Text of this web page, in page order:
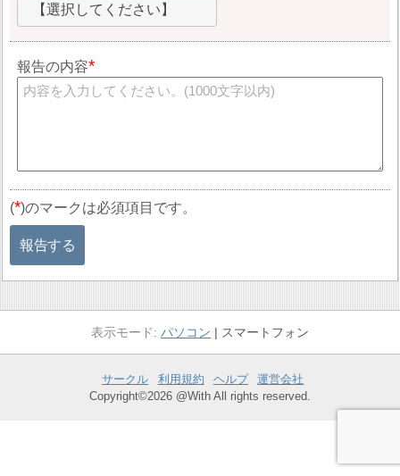
【選択してください】
報告の内容
(*)のマークは必須項目です。
報告する
パソコン スマートフォン
サークル 利用規約 ヘルプ
運営会社
Copyright©2026 @With All rights reserved.